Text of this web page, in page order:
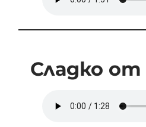
Сладко от